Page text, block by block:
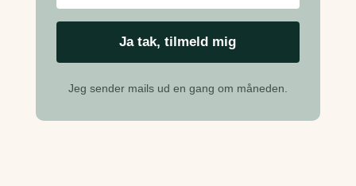
Jeg sender mails ud en gang om måneden.